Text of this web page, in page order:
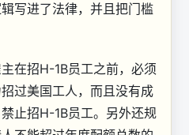
写进了法律，并且把门槛
在招H-1B员工之前，必须
过美国工人，而且没有成
止招H-1B员工。另外还规